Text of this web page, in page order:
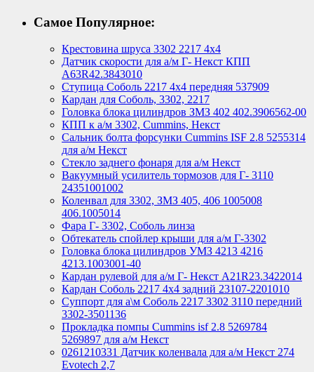
Самое Популярное:
Крестовина шруса 3302 2217 4х4
Датчик скорости для а/м Г- Некст КПП
А63R42.3843010
Ступица Соболь 2217 4х4 передняя 537909
Кардан для Соболь, 3302, 2217
Головка блока цилиндров ЗМЗ 402 402.3906562-00
КПП к а/м 3302, Cummins, Некст
Сальник болта форсунки Cummins ISF 2.8 5255314
для а/м Некст
Стекло заднего фонаря для а/м Некст
Вакуумный усилитель тормозов для Г- 3110
24351001002
Коленвал для 3302, ЗМЗ 405, 406 1005008
406.1005014
Фара Г- 3302, Соболь линза
Обтекатель спойлер крыши для а/м Г-3302
Головка блока цилиндров УМЗ 4213 4216
4213.1003001-40
Кардан рулевой для а/м Г- Некст А21R23.3422014
Кардан Соболь 2217 4х4 задний 23107-2201010
Суппорт для а\м Соболь 2217 3302 3110 передний
3302-3501136
Прокладка помпы Cummins isf 2.8 5269784
5269897 для а/м Некст
0261210331 Датчик коленвала для а/м Некст 274
Evotech 2,7